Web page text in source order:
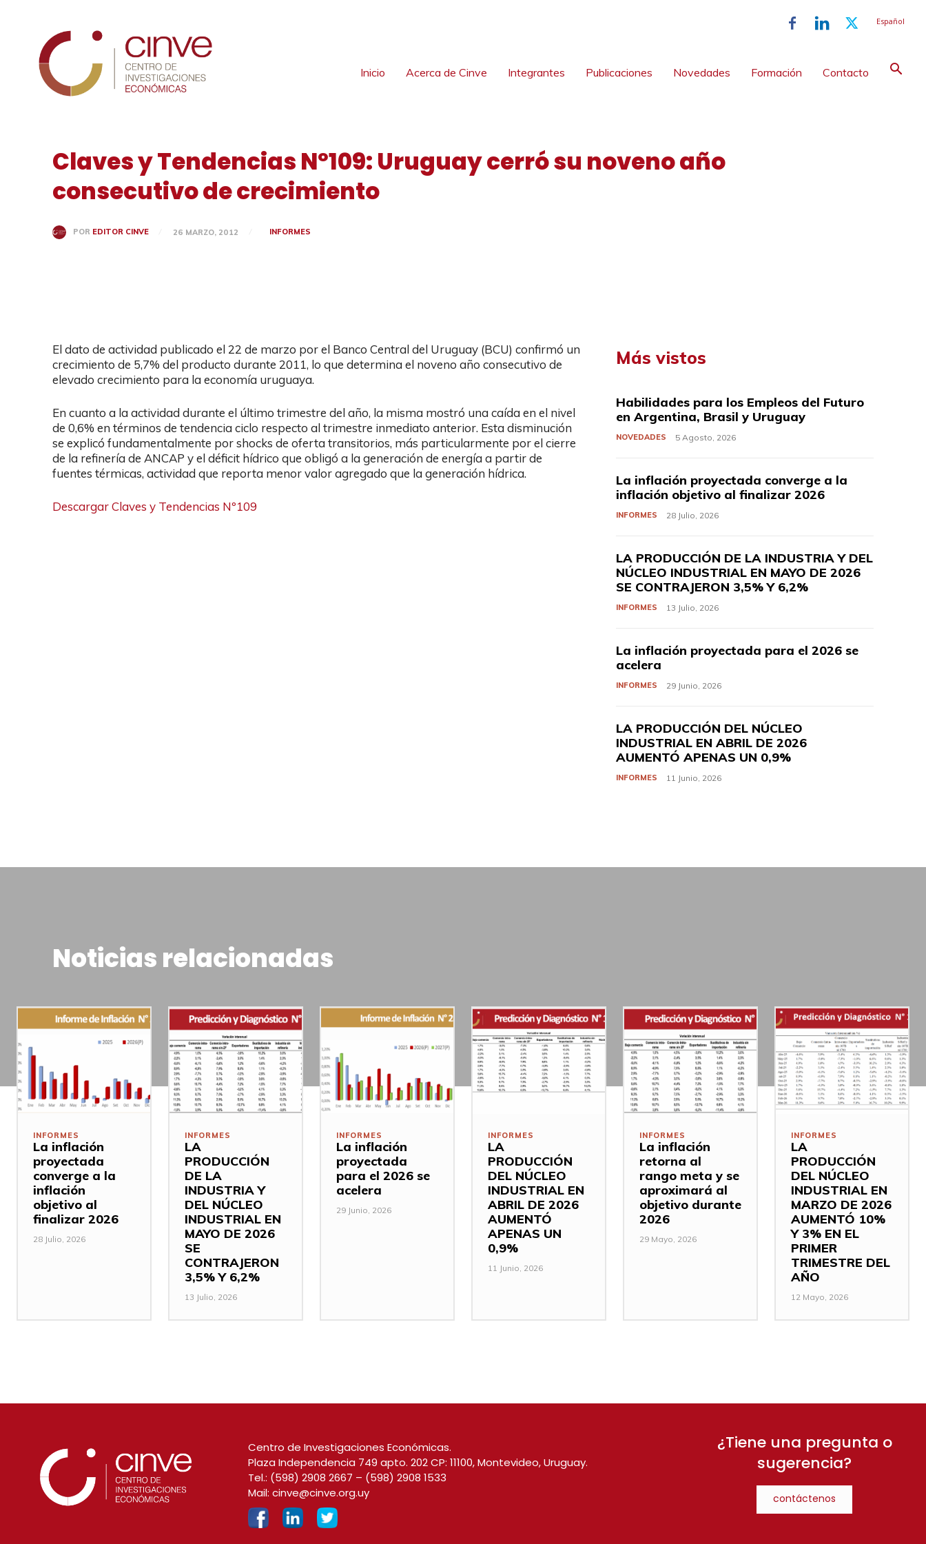
Español
Inicio Acerca de Cinve Integrantes Publicaciones Novedades Formación Contacto
Claves y Tendencias Nº109: Uruguay cerró su noveno año
consecutivo de crecimiento
POR EDITOR CINVE 26 MARZO, 2012 INFORMES
El dato de actividad publicado el 22 de marzo por el Banco Central del Uruguay (BCU) confirmó un
crecimiento de 5,7% del producto durante 2011, lo que determina el noveno año consecutivo de
elevado crecimiento para la economía uruguaya.
En cuanto a la actividad durante el último trimestre del año, la misma mostró una caída en el nivel
de 0,6% en términos de tendencia ciclo respecto al trimestre inmediato anterior. Esta disminución
se explicó fundamentalmente por shocks de oferta transitorios, más particularmente por el cierre
de la refinería de ANCAP y el déficit hídrico que obligó a la generación de energía a partir de
fuentes térmicas, actividad que reporta menor valor agregado que la generación hídrica.
Descargar Claves y Tendencias Nº109
Más vistos
Habilidades para los Empleos del Futuro
en Argentina, Brasil y Uruguay
NOVEDADES 5 Agosto, 2026
La inflación proyectada converge a la
inflación objetivo al finalizar 2026
INFORMES 28 Julio, 2026
LA PRODUCCIÓN DE LA INDUSTRIA Y DEL
NÚCLEO INDUSTRIAL EN MAYO DE 2026
SE CONTRAJERON 3,5% Y 6,2%
INFORMES 13 Julio, 2026
La inflación proyectada para el 2026 se
acelera
INFORMES 29 Junio, 2026
LA PRODUCCIÓN DEL NÚCLEO
INDUSTRIAL EN ABRIL DE 2026
AUMENTÓ APENAS UN 0,9%
INFORMES 11 Junio, 2026
Noticias relacionadas
INFORMES
La inflación
proyectada
converge a la
inflación
objetivo al
finalizar 2026
28 Julio, 2026
INFORMES
LA
PRODUCCIÓN
DE LA
INDUSTRIA Y
DEL NÚCLEO
INDUSTRIAL EN
MAYO DE 2026
SE
CONTRAJERON
3,5% Y 6,2%
13 Julio, 2026
INFORMES
La inflación
proyectada
para el 2026 se
acelera
29 Junio, 2026
INFORMES
LA
PRODUCCIÓN
DEL NÚCLEO
INDUSTRIAL EN
ABRIL DE 2026
AUMENTÓ
APENAS UN
0,9%
11 Junio, 2026
INFORMES
La inflación
retorna al
rango meta y se
aproximará al
objetivo durante
2026
29 Mayo, 2026
INFORMES
LA
PRODUCCIÓN
DEL NÚCLEO
INDUSTRIAL EN
MARZO DE 2026
AUMENTÓ 10%
Y 3% EN EL
PRIMER
TRIMESTRE DEL
AÑO
12 Mayo, 2026
Centro de Investigaciones Económicas.
Plaza Independencia 749 apto. 202 CP: 11100, Montevideo, Uruguay.
Tel.: (598) 2908 2667 – (598) 2908 1533
Mail: cinve@cinve.org.uy
¿Tiene una pregunta o
sugerencia?
contáctenos